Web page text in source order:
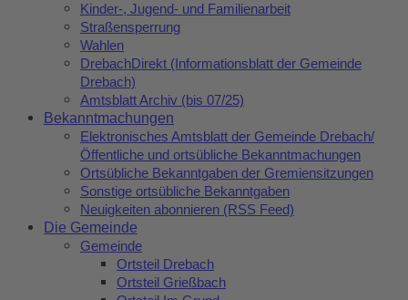
Kinder-, Jugend- und Familienarbeit
Straßensperrung
Wahlen
DrebachDirekt (Informationsblatt der Gemeinde
Drebach)
Amtsblatt Archiv (bis 07/25)
Bekanntmachungen
Elektronisches Amtsblatt der Gemeinde Drebach/
Öffentliche und ortsübliche Bekanntmachungen
Ortsübliche Bekanntgaben der Gremiensitzungen
Sonstige ortsübliche Bekanntgaben
Neuigkeiten abonnieren (RSS Feed)
Die Gemeinde
Gemeinde
Ortsteil Drebach
Ortsteil Grießbach